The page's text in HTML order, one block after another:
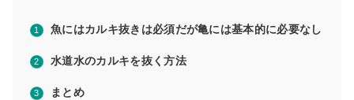
魚にはカルキ抜きは必須だが亀には基本的に必要なし
水道水のカルキを抜く方法
まとめ